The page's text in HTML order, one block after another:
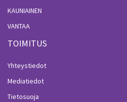
KAUNIAINEN
VANTAA
TOIMITUS
Yhteystiedot
Mediatiedot
Tietosuoja